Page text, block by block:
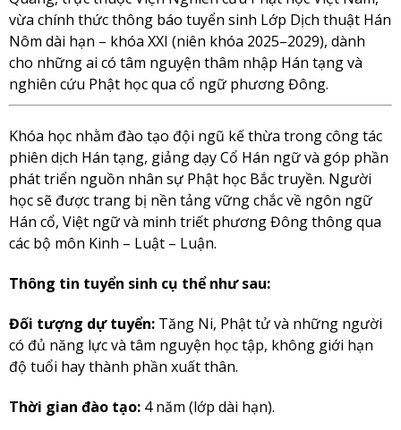
vừa chính thức thông báo tuyển sinh Lớp Dịch thuật Hán
Nôm dài hạn – khóa XXI (niên khóa 2025–2029), dành
cho những ai có tâm nguyện thâm nhập Hán tạng và
nghiên cứu Phật học qua cổ ngữ phương Đông.
Khóa học nhằm đào tạo đội ngũ kế thừa trong công tác
phiên dịch Hán tạng, giảng dạy Cổ Hán ngữ và góp phần
phát triển nguồn nhân sự Phật học Bắc truyền. Người
học sẽ được trang bị nền tảng vững chắc về ngôn ngữ
Hán cổ, Việt ngữ và minh triết phương Đông thông qua
các bộ môn Kinh – Luật – Luận.
Thông tin tuyển sinh cụ thể như sau:
Đối tượng dự tuyển: Tăng Ni, Phật tử và những người
có đủ năng lực và tâm nguyện học tập, không giới hạn
độ tuổi hay thành phần xuất thân.
Thời gian đào tạo: 4 năm (lớp dài hạn).